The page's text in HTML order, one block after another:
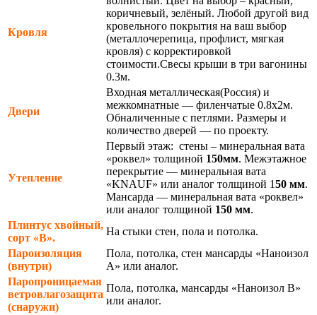
Кровля
коричневый, зелёный. Любой другой вид
кровельного покрытия на ваш выбор
(металлочерепица, профлист, мягкая
кровля) с корректировкой
стоимости.Свесы крыши в три вагонины
0.3м.
Двери
Входная металлическая(Россия) и
межкомнатные — филенчатые 0.8х2м.
Обналиченные с петлями. Размеры и
количество дверей — по проекту.
Утепление
Первый этаж: стены – минеральная вата
«роквел» толщиной 150мм. Межэтажное
перекрытие — минеральная вата
«KNAUF» или аналог толщиной 150 мм.
Мансарда — минеральная вата «роквел»
или аналог толщиной 150 мм.
Плинтус хвойный,
сорт «В».
На стыки стен, пола и потолка.
Пароизоляция
(внутри)
Пола, потолка, стен мансарды «Наноизол
А» или аналог.
Паропроницаемая
ветровлагозащита
(снаружи)
Пола, потолка, мансарды «Наноизол В»
или аналог.